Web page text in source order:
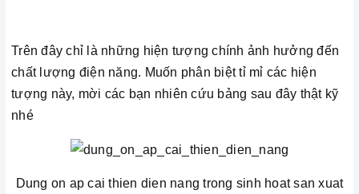
Trên đây chỉ là những hiện tượng chính ảnh hưởng đến
chất lượng điện năng. Muốn phân biệt tỉ mỉ các hiện
tượng này, mời các bạn nhiên cứu bảng sau đây thật kỹ
nhé
Dung on ap cai thien dien nang trong sinh hoat san xuat